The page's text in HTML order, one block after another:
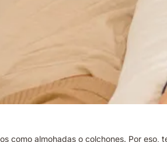
almohadas o colchones. Por